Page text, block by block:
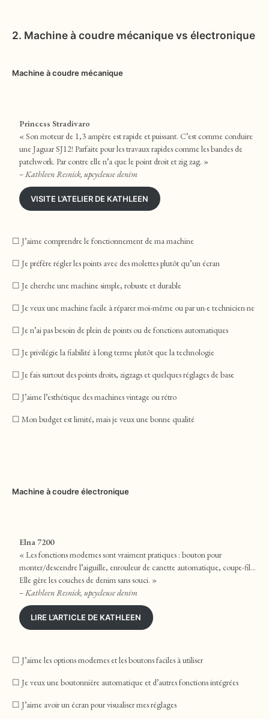
2. Machine à coudre mécanique vs électronique
Machine à coudre mécanique
Princess Stradivaro
« Son moteur de 1,3 ampère est rapide et puissant. C’est comme conduire
une Jaguar SJ12! Parfaite pour les travaux rapides comme les bandes de
patchwork. Par contre elle n’a que le point droit et zig zag. »
– Kathleen Resnick, upcycleuse denim
VISITE L’ATELIER DE KATHLEEN
☐ J’aime comprendre le fonctionnement de ma machine
☐ Je préfère régler les points avec des molettes plutôt qu’un écran
☐ Je cherche une machine simple, robuste et durable
☐ Je veux une machine facile à réparer moi-même ou par un·e technicien·ne
☐ Je n’ai pas besoin de plein de points ou de fonctions automatiques
☐ Je privilégie la fiabilité à long terme plutôt que la technologie
☐ Je fais surtout des points droits, zigzags et quelques réglages de base
☐ J’aime l’esthétique des machines vintage ou rétro
☐ Mon budget est limité, mais je veux une bonne qualité
Machine à coudre électronique
Elna 7200
« Les fonctions modernes sont vraiment pratiques : bouton pour
monter/descendre l’aiguille, enrouleur de canette automatique, coupe-fil…
Elle gère les couches de denim sans souci. »
– Kathleen Resnick, upcycleuse denim
LIRE L’ARTICLE DE KATHLEEN
☐ J’aime les options modernes et les boutons faciles à utiliser
☐ Je veux une boutonnière automatique et d’autres fonctions intégrées
☐ J’aime avoir un écran pour visualiser mes réglages